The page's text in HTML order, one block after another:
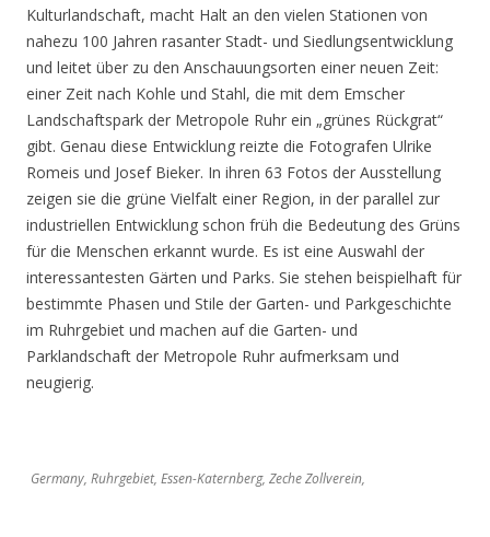
Kulturlandschaft, macht Halt an den vielen Stationen von
nahezu 100 Jahren rasanter Stadt- und Siedlungsentwicklung
und leitet über zu den Anschauungsorten einer neuen Zeit:
einer Zeit nach Kohle und Stahl, die mit dem Emscher
Landschaftspark der Metropole Ruhr ein „grünes Rückgrat“
gibt. Genau diese Entwicklung reizte die Fotografen Ulrike
Romeis und Josef Bieker. In ihren 63 Fotos der Ausstellung
zeigen sie die grüne Vielfalt einer Region, in der parallel zur
industriellen Entwicklung schon früh die Bedeutung des Grüns
für die Menschen erkannt wurde. Es ist eine Auswahl der
interessantesten Gärten und Parks. Sie stehen beispielhaft für
bestimmte Phasen und Stile der Garten- und Parkgeschichte
im Ruhrgebiet und machen auf die Garten- und
Parklandschaft der Metropole Ruhr aufmerksam und
neugierig.
Germany, Ruhrgebiet, Essen-Katernberg, Zeche Zollverein,